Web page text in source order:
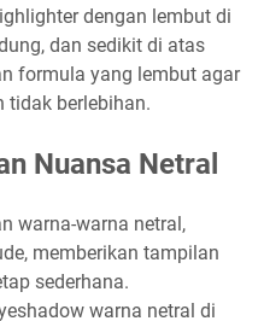
dengan lembut di
dan sedikit di atas
formula yang lembut agar
tidak berlebihan.
Nuansa Netral
warna-warna netral,
memberikan tampilan
sederhana.
warna netral di